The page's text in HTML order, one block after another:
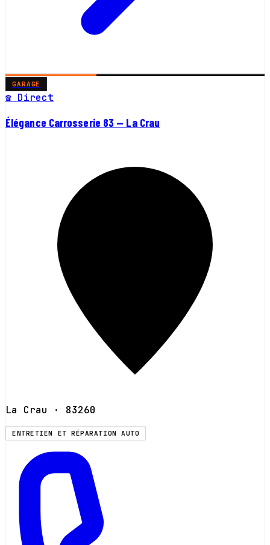
GARAGE
☎ Direct
Élégance Carrosserie 83 — La Crau
La Crau · 83260
ENTRETIEN ET RÉPARATION AUTO